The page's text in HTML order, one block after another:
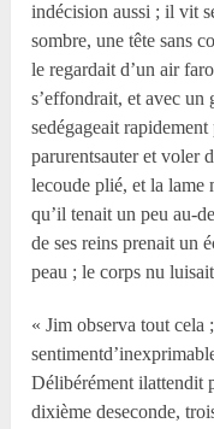
indécision aussi ; il vit
sombre, une tête sans
le regardait d’un air
s’effondrait, et avec un
sedégageait
parurentsauter et voler
lecoude plié, et la lame
qu’il tenait un peu au-
de ses reins prenait un
peau ; le corps nu
« Jim observa tout cela
Délibérément ilattendit
dixième deseconde,